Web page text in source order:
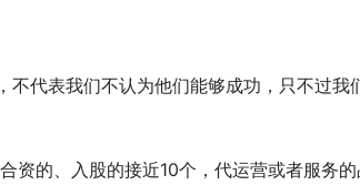
代表我们不认为他们能够成功，只不过我
资的、入股的接近10个，代运营或者服务的